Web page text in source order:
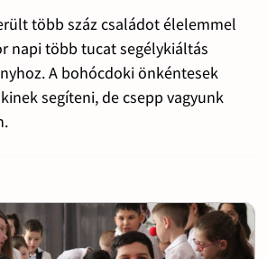
több száz családot élelemmel
napi több tucat segélykiáltás
A bohócdoki önkéntesek
segíteni, de csepp vagyunk